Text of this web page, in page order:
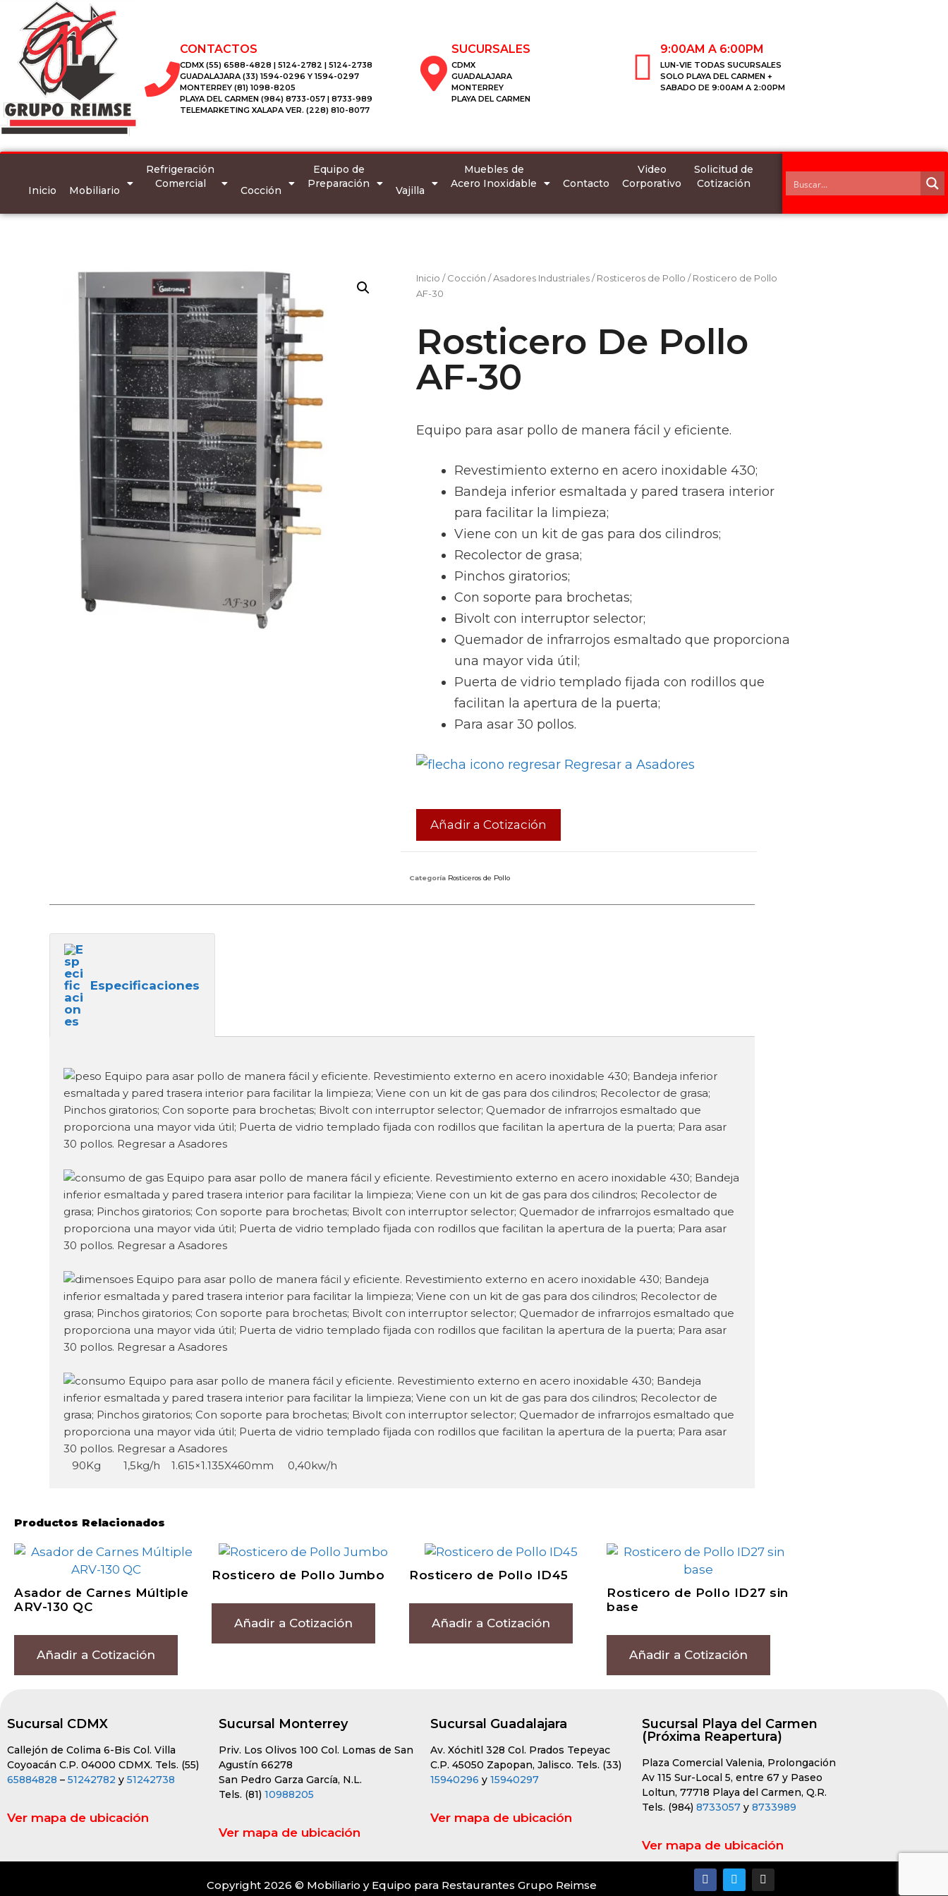
CONTACTOS
CDMX (55) 6588-4828 | 5124-2782 | 5124-2738
GUADALAJARA (33) 1594-0296 Y 1594-0297
MONTERREY (81) 1098-8205
PLAYA DEL CARMEN (984) 8733-057 | 8733-989
TELEMARKETING XALAPA VER. (228) 810-8077
SUCURSALES
CDMX
GUADALAJARA
MONTERREY
PLAYA DEL CARMEN
9:00AM A 6:00PM
LUN-VIE TODAS SUCURSALES
SOLO PLAYA DEL CARMEN +
SABADO DE 9:00AM A 2:00PM
Inicio Mobiliario
Refrigeración
Comercial
Cocción
Equipo de
Preparación
Vajilla
Muebles de
Acero Inoxidable
Contacto
Video
Corporativo
Solicitud de
Cotización
Inicio /Cocción /Asadores Industriales/Rosticeros de Pollo / Rosticero de Pollo
AF-30
Rosticero De Pollo
AF-30
Equipo para asar pollo de manera fácil y eficiente.
Revestimiento externo en acero inoxidable 430;
Bandeja inferior esmaltada y pared trasera interior
para facilitar la limpieza;
Viene con un kit de gas para dos cilindros;
Recolector de grasa;
Pinchos giratorios;
Con soporte para brochetas;
Bivolt con interruptor selector;
Quemador de infrarrojos esmaltado que proporciona
una mayor vida útil;
Puerta de vidrio templado fijada con rodillos que
facilitan la apertura de la puerta;
Para asar 30 pollos.
Regresar a Asadores
Añadir a Cotización
Categoría Rosticeros de Pollo
Especificaciones
90Kg 1,5kg/h 1.615×1.135X460mm 0,40kw/h
Productos Relacionados
Asador de Carnes Múltiple
ARV-130 QC
Añadir a Cotización
Rosticero de Pollo Jumbo
Añadir a Cotización
Rosticero de Pollo ID45
Añadir a Cotización
Rosticero de Pollo ID27 sin
base
Añadir a Cotización
Sucursal CDMX
Callejón de Colima 6-Bis Col. Villa
Coyoacán C.P. 04000 CDMX. Tels. (55)
65884828 – 51242782 y 51242738
Ver mapa de ubicación
Sucursal Monterrey
Priv. Los Olivos 100 Col. Lomas de San
Agustín 66278
San Pedro Garza García, N.L.
Tels. (81) 10988205
Ver mapa de ubicación
Sucursal Guadalajara
Av. Xóchitl 328 Col. Prados Tepeyac
C.P. 45050 Zapopan, Jalisco. Tels. (33)
15940296 y 15940297
Ver mapa de ubicación
Sucursal Playa del Carmen
(Próxima Reapertura)
Plaza Comercial Valenia, Prolongación
Av 115 Sur-Local 5, entre 67 y Paseo
Loltun, 77718 Playa del Carmen, Q.R.
Tels. (984) 8733057 y 8733989
Ver mapa de ubicación
Copyright 2026 © Mobiliario y Equipo para Restaurantes Grupo Reimse